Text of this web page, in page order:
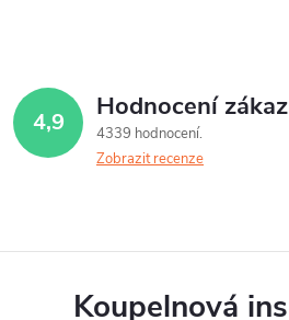
4,9 Hodnocení
4339 hodnocení
Zobrazit recenze
Koupelnová